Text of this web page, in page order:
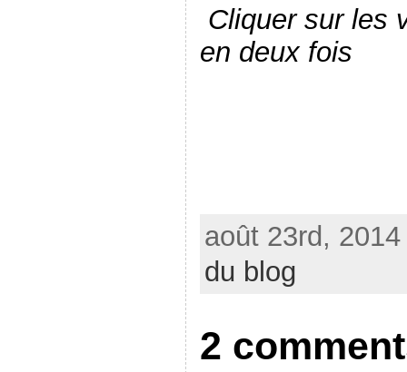
Cliquer sur les
en deux fois
août 23rd,
du blog
2